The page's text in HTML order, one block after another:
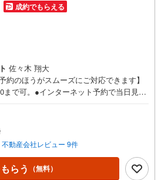
成約でもらえる
佐々木 翔大
約のほうがスムーズにご対応できます】
まで可。●インターネット予約で当日見学
内をご希望の方は「ご要望・ご質問欄」
入ください！《-----物件の特徴-----》駅徒
坪の広々敷地！駐車4台可能なこだわ
《東宝ハウス船橋のこだわり》スタッフ
客様に対して、自分の家族や仲の良い友
同じ気持ちで接客させていただいていま
不動産会社レビュー 9件
らう （無料）